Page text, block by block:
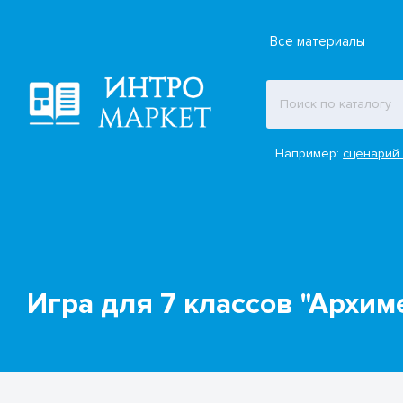
Все материалы
Например:сценарий
Игра для 7 классов